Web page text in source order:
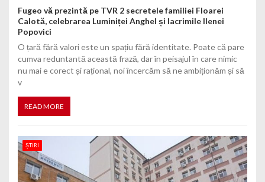
Fugeo vă prezintă pe TVR 2 secretele familiei Floarei
Calotă, celebrarea Luminiței Anghel și lacrimile Ilenei
Popovici
O țară fără valori este un spațiu fără identitate. Poate că pare
cumva reduntantă această frază, dar în peisajul în care nimic
nu mai e corect și rațional, noi încercăm să ne ambiționăm și să
v
READ MORE
ȘTIRI